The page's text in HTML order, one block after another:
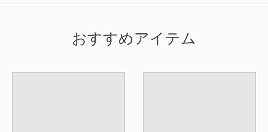
おすすめアイテム